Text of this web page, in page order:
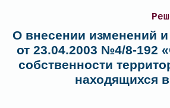
О внесении изменений
от 23.04.2003 №4/8-192
собственности
находящихся